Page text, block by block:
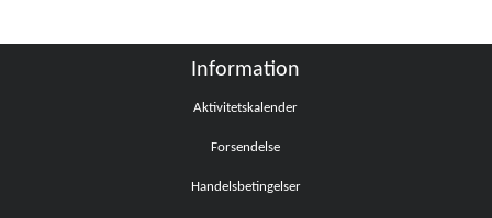
Information
Aktivitetskalender
Forsendelse
Handelsbetingelser